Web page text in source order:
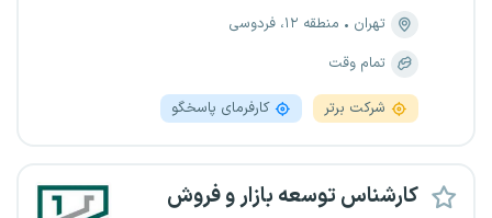
تهران
منطقه ۱۲، فردوسی
تمام وقت
شرکت برتر کارفرمای پاسخگو
کارشناس توسعه بازار و فروش